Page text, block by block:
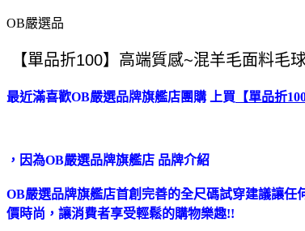
OB嚴選品
最近滿喜歡OB嚴選品牌旗艦店團購 上買 【單品折
，因為OB嚴選品牌旗艦店 品牌介紹
OB嚴選品牌旗艦店首創完善的全尺碼試穿建議讓
價時尚，讓消費者享受輕鬆的購物樂趣!!